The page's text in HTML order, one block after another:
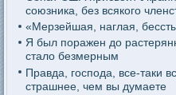
союзника, без всякого
«Мерзейшая, наглая,
Я был поражен до
стало безмерным
Правда, господа, все-таки
страшнее, чем вы думаете